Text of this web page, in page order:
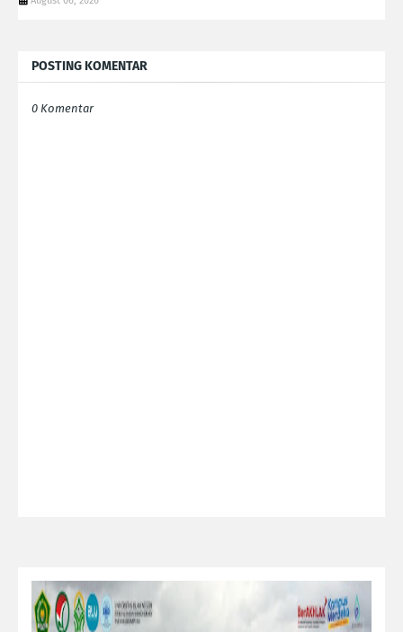
POSTING KOMENTAR
0 Komentar